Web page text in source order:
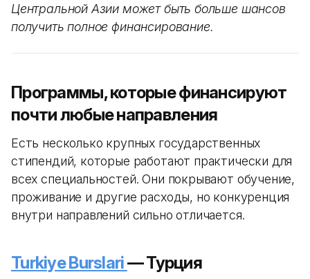
Центральной Азии может быть больше шансов
получить полное финансирование.
Программы, которые финансируют
почти любые направления
Есть несколько крупных государственных
стипендий, которые работают практически для
всех специальностей. Они покрывают обучение,
проживание и другие расходы, но конкуренция
внутри направлений сильно отличается.
Turkiye Burslari— Турция